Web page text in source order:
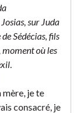
sur Juda
Sédécias, fils
moment où les
mère, je te
consacré, je